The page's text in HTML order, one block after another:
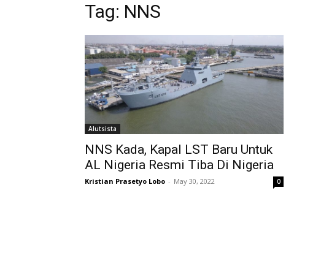
Tag: NNS
Alutsista
NNS Kada, Kapal LST Baru Untuk
AL Nigeria Resmi Tiba Di Nigeria
Kristian Prasetyo Lobo - May 30, 2022 0